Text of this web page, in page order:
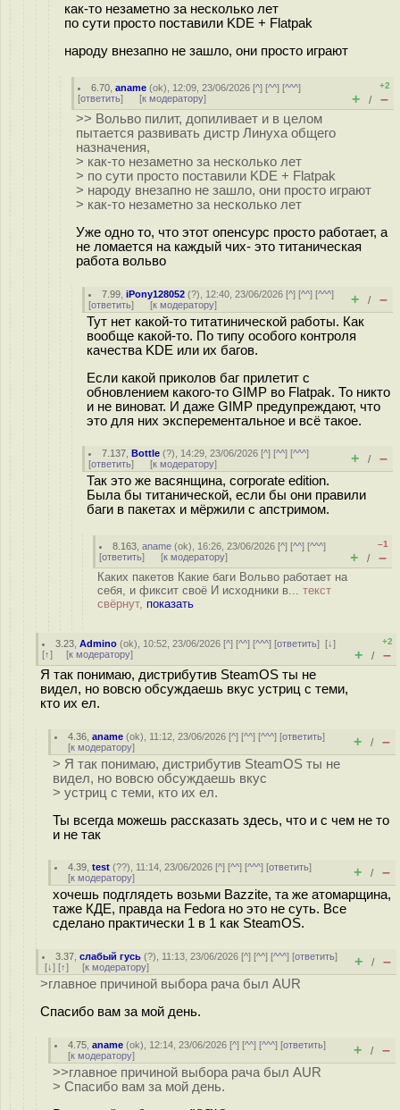
как-то незаметно за несколько лет
по сути просто поставили KDE + Flatpak
народу внезапно не зашло, они просто играют
6.70 ,aname (ok), 12:09, 23/06/2026 [^] [^^] [^^^]
[ответить] [к модератору]
+2
+ / –
>> Вольво пилит, допиливает и в целом
пытается развивать дистр Линуха общего
назначения,
> как-то незаметно за несколько лет
> по сути просто поставили KDE + Flatpak
> народу внезапно не зашло, они просто играют
> как-то незаметно за несколько лет
Уже одно то, что этот опенсурс просто работает, а
не ломается на каждый чих- это титаническая
работа вольво
7.99 ,iPony128052 (?), 12:40, 23/06/2026 [^] [^^] [^^^]
[ответить] [к модератору] + / –
Тут нет какой-то титатинической работы. Как
вообще какой-то. По типу особого контроля
качества KDE или их багов.
Если какой приколов баг прилетит с
обновлением какого-то GIMP во Flatpak. То никто
и не виноват. И даже GIMP предупреждают, что
это для них эксперементальное и всё такое.
7.137 ,Bottle (?), 14:29, 23/06/2026 [^] [^^] [^^^]
[ответить] [к модератору] + / –
Так это же васянщина, corporate edition.
Была бы титанической, если бы они правили
баги в пакетах и мёржили с апстримом.
8.163 ,aname (ok), 16:26, 23/06/2026 [^] [^^] [^^^]
[ответить] [к модератору]
–1
+ / –
Каких пакетов Какие баги Вольво работает на
себя, и фиксит своё И исходники в... текст
свёрнут, показать
3.23 ,Admino (ok), 10:52, 23/06/2026 [^] [^^] [^^^] [ответить][↓]
[↑] [к модератору]
+2
+ / –
Я так понимаю, дистрибутив SteamOS ты не
видел, но вовсю обсуждаешь вкус устриц с теми,
кто их ел.
4.36 ,aname (ok), 11:12, 23/06/2026 [^] [^^] [^^^] [ответить]
[к модератору] + / –
> Я так понимаю, дистрибутив SteamOS ты не
видел, но вовсю обсуждаешь вкус
> устриц с теми, кто их ел.
Ты всегда можешь рассказать здесь, что и с чем не то
и не так
4.39 ,test (??), 11:14, 23/06/2026 [^] [^^] [^^^] [ответить]
[к модератору] + / –
хочешь подглядеть возьми Bazzite, та же атомарщина,
таже КДЕ, правда на Fedora но это не суть. Все
сделано практически 1 в 1 как SteamOS.
3.37 ,слабый гусь (?), 11:13, 23/06/2026 [^] [^^] [^^^] [ответить]
[↓] [↑] [к модератору] + / –
>главное причиной выбора рача был AUR
Спасибо вам за мой день.
4.75 ,aname (ok), 12:14, 23/06/2026 [^] [^^] [^^^] [ответить]
[к модератору] + / –
>>главное причиной выбора рача был AUR
> Спасибо вам за мой день.